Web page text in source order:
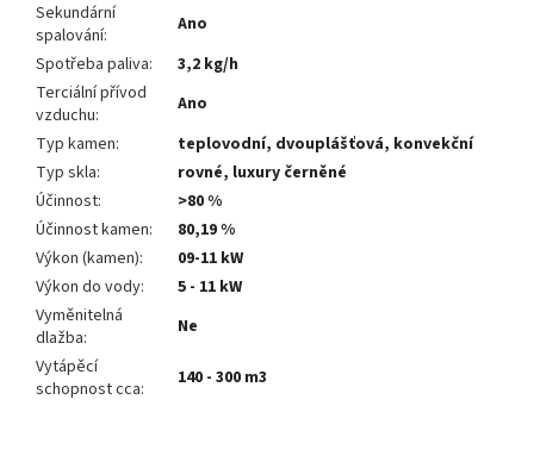
Sekundární
spalování:
Ano
Spotřeba paliva:
3,2 kg/h
Terciální přívod
vzduchu:
Ano
Typ kamen:
teplovodní, dvouplášťová, konvekční
Typ skla:
rovné, luxury černěné
Účinnost:
>80 %
Účinnost kamen:
80,19 %
Výkon (kamen):
09-11 kW
Výkon do vody:
5 - 11 kW
Vyměnitelná
dlažba:
Ne
Vytápěcí
schopnost cca: 140 - 300 m3